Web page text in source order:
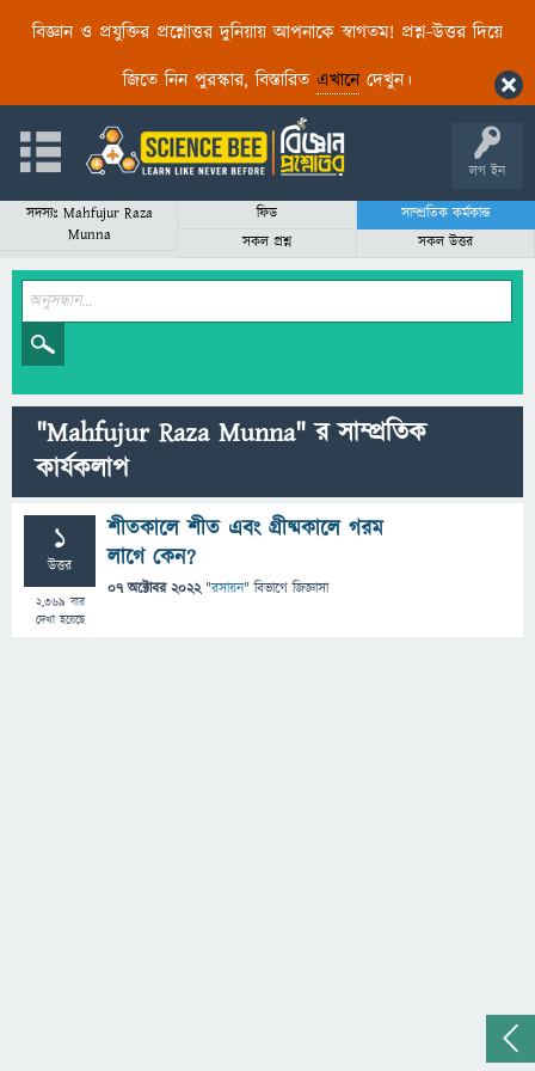
বিজ্ঞান ও প্রযুক্তির প্রশ্নোত্তর দুনিয়ায় আপনাকে স্বাগতম! প্রশ্ন-উত্তর দিয়ে
জিতে নিন পুরস্কার, বিস্তারিত এখানেদেখুন।
লগ ইন
সদস্যঃ Mahfujur Raza
Munna
ফিড
সাম্প্রতিক কর্মকান্ড
সকল প্রশ্ন
সকল উত্তর
"Mahfujur Raza Munna" র সাম্প্রতিক
কার্যকলাপ
1
উত্তর
2,369 বার
দেখা হয়েছে
শীতকালে শীত এবং গ্রীষ্মকালে গরম
লাগে কেন?
07 অক্টোবর 2022 "রসায়ন" বিভাগে জিজ্ঞাসা